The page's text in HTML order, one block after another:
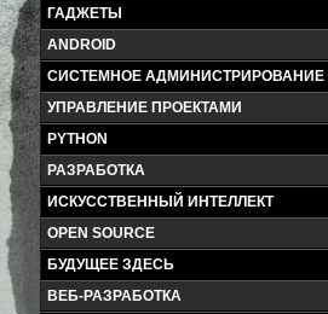
ГАДЖЕТЫ
ANDROID
СИСТЕМНОЕ АДМИНИСТРИРОВАНИЕ
УПРАВЛЕНИЕ ПРОЕКТАМИ
PYTHON
РАЗРАБОТКА
ИСКУССТВЕННЫЙ ИНТЕЛЛЕКТ
OPEN SOURCE
БУДУЩЕЕ ЗДЕСЬ
ВЕБ-РАЗРАБОТКА